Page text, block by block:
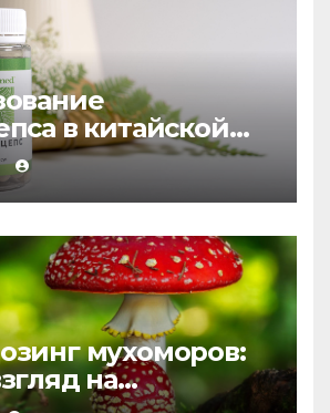
в китайской
природное
против усталости
мухоморов:
на